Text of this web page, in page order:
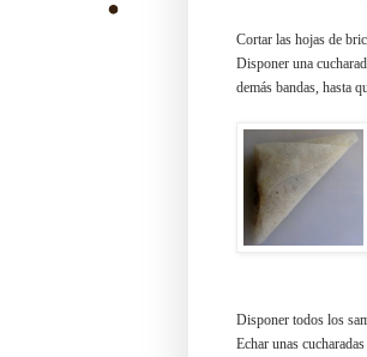
Cortar las hojas de
Disponer una
demás bandas, hasta
Disponer todos los
Echar unas